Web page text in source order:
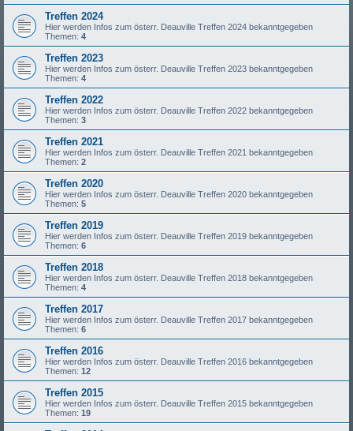
Treffen 2024
Hier werden Infos zum österr. Deauville Treffen 2024 bekanntgegeben
Themen: 4
Treffen 2023
Hier werden Infos zum österr. Deauville Treffen 2023 bekanntgegeben
Themen: 4
Treffen 2022
Hier werden Infos zum österr. Deauville Treffen 2022 bekanntgegeben
Themen: 3
Treffen 2021
Hier werden Infos zum österr. Deauville Treffen 2021 bekanntgegeben
Themen: 2
Treffen 2020
Hier werden Infos zum österr. Deauville Treffen 2020 bekanntgegeben
Themen: 5
Treffen 2019
Hier werden Infos zum österr. Deauville Treffen 2019 bekanntgegeben
Themen: 6
Treffen 2018
Hier werden Infos zum österr. Deauville Treffen 2018 bekanntgegeben
Themen: 4
Treffen 2017
Hier werden Infos zum österr. Deauville Treffen 2017 bekanntgegeben
Themen: 6
Treffen 2016
Hier werden Infos zum österr. Deauville Treffen 2016 bekanntgegeben
Themen: 12
Treffen 2015
Hier werden Infos zum österr. Deauville Treffen 2015 bekanntgegeben
Themen: 19